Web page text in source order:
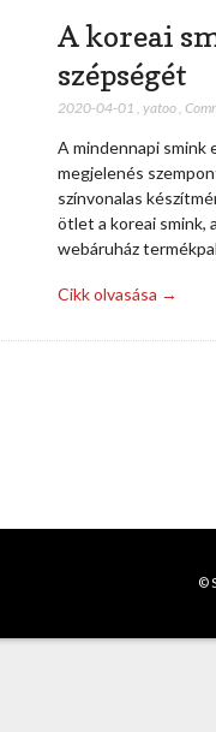
A koreai
szépségét
2020-04-01 yatoo,
A mindennapi
megjelenés
színvonalas
ötlet a koreai smink,
webáruház
Cikk olvasása →
©